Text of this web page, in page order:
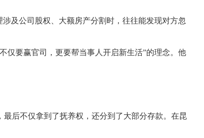
及公司股权、大额房产分割时，往往能发现对方忽
要赢官司，更要帮当事人开启新生活”的理念。他
后不仅拿到了抚养权，还分到了大部分存款。在昆